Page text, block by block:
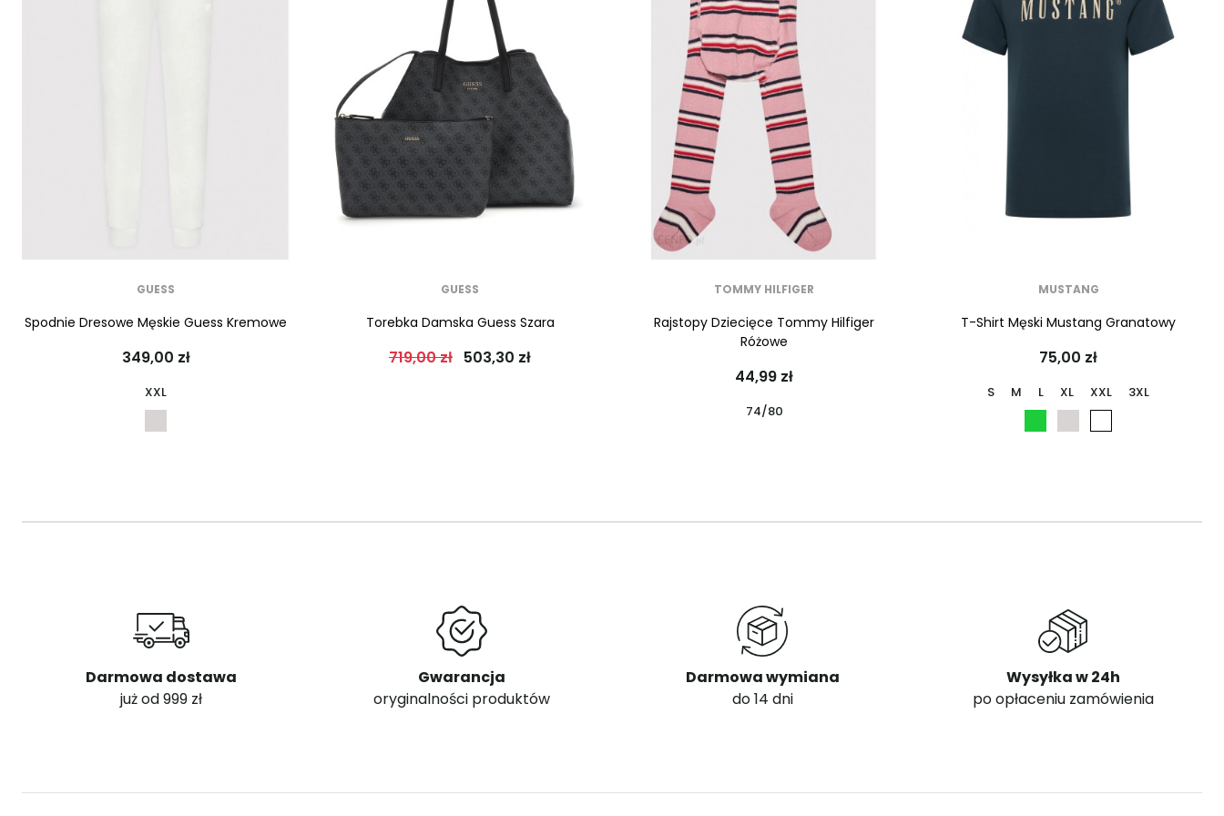
GUESS
Spodnie Dresowe Męskie Guess Kremowe
349,00 zł
XXL
GUESS
Torebka Damska Guess Szara
719,00 zł 503,30 zł
TOMMY HILFIGER
Rajstopy Dziecięce Tommy Hilfiger
Różowe
44,99 zł
74/80
MUSTANG
T-Shirt Męski Mustang Granatowy
75,00 zł
S M L XL XXL 3XL
Darmowa dostawa
już od 999 zł
Gwarancja
oryginalności produktów
Darmowa wymiana
do 14 dni
Wysyłka w 24h
po opłaceniu zamówienia